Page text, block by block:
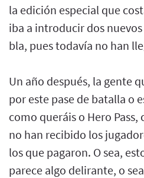
la edición especial que
iba a introducir dos
bla, pues todavía no han
Un año después, la gente
por este pase de batalla o
como queráis o Hero
no han recibido los
los que pagaron. O sea,
parece algo delirante, o